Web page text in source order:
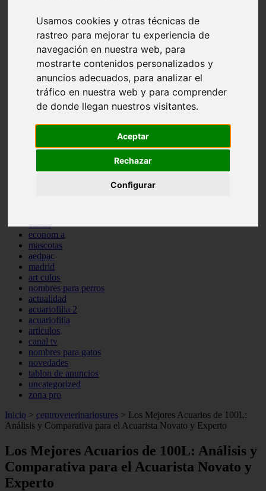
Usamos cookies y otras técnicas de
rastreo para mejorar tu experiencia de
navegación en nuestra web, para
mostrarte contenidos personalizados y
anuncios adecuados, para analizar el
tráfico en nuestra web y para comprender
de donde llegan nuestros visitantes.
Aceptar
Rechazar
Configurar
protagonistas
reptiles
abandono
adopci n
ferias
higiene
snacks
acuario
iberzoo propet
estanques
conejos
navidad
econom a
mascotas
aedpac
madrid
art culos
nombres para perros
actualidad
acuariofilia 2
acuariofilia
articulos
canal tv
nombres para gatos
novedades
tablon de anuncios
uncategorized
zona pro
Inicio > centroveterinariosures > Los Mejores Acuarios de 100L:
Análisis y Comparativa para el Acuarista Novato y Experto
Los Mejores Acuarios de 100L: Análisis y
Comparativa para el Acuarista Novato y
Experto